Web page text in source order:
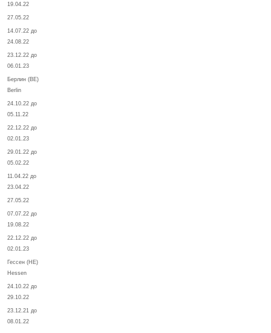
19.04.22
27.05.22
14.07.22 до
24.08.22
23.12.22 до
06.01.23
Берлин (BE)
Berlin
24.10.22 до
05.11.22
22.12.22 до
02.01.23
29.01.22 до
05.02.22
11.04.22 до
23.04.22
27.05.22
07.07.22 до
19.08.22
22.12.22 до
02.01.23
Гессен (HE)
Hessen
24.10.22 до
29.10.22
23.12.21 до
08.01.22